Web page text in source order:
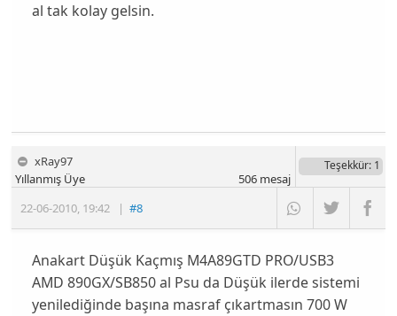
al tak kolay gelsin.
xRay97
22-06-2010, 19:42 |#8
Yıllanmış Üye
Teşekkür: 1
506mesaj
Anakart Düşük Kaçmış M4A89GTD PRO/USB3
AMD 890GX/SB850 al Psu da Düşük ilerde sistemi
yenilediğinde başına masraf çıkartmasın 700 W